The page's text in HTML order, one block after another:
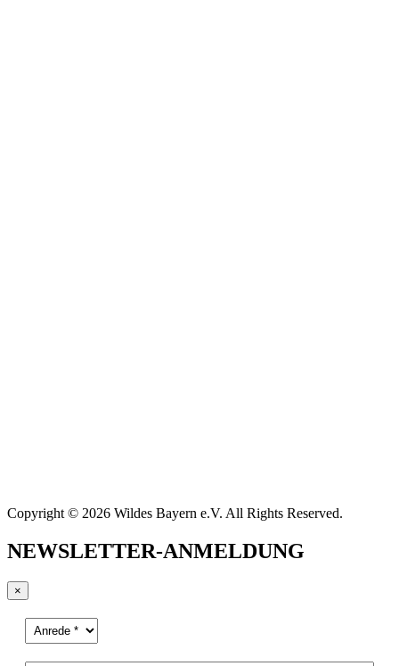
Copyright © 2026 Wildes Bayern e.V. All Rights Reserved.
NEWSLETTER-ANMELDUNG
×